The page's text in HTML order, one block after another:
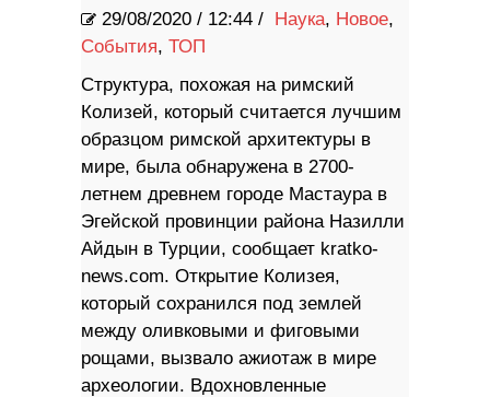
29/08/2020 / 12:44 / Наука, Новое,
События, ТОП
Структура, похожая на римский
Колизей, который считается лучшим
образцом римской архитектуры в
мире, была обнаружена в 2700-
летнем древнем городе Мастаура в
Эгейской провинции района Назилли
Айдын в Турции, сообщает kratko-
news.com. Открытие Колизея,
который сохранился под землей
между оливковыми и фиговыми
рощами, вызвало ажиотаж в мире
археологии. Вдохновленные